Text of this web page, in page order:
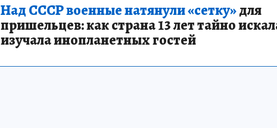
Над СССР военные натянули «сетку»для
пришельцев: как страна 13 лет тайно
изучала инопланетных гостей